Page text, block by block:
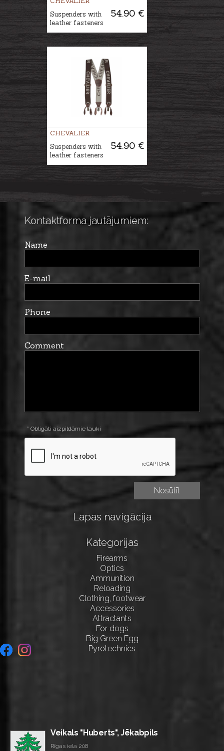
54.90 €
Suspenders with
leather fasteners
CHEVALIER
54.90 €
Suspenders with
leather fasteners
Kontaktforma jautājumiem:
Name
E-mail
Phone
Comment
* Obligāti aizpildāmie lauki
Lapas navigācija
Kategorijas
Firearms
Optics
Ammunition
Reloading
Clothing, footwear
Accessories
Attractants
For dogs
Big Green Egg
Pyrotechnics
Veikals "Huberts", Jēkabpils
Rīgas iela 208